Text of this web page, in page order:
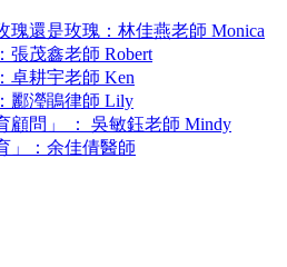
瑰還是玫瑰：林佳燕老師 Monica
張茂鑫老師 Robert
卓耕宇老師 Ken
酈瀅鵑律師 Lily
顧問」 ： 吳敏鈺老師 Mindy
」：余佳倩醫師